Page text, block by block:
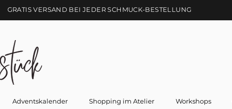
GRATIS VERSAND BEI JEDER SCHMUCK-BESTELLUNG
Adventskalender Shopping im Atelier Workshops